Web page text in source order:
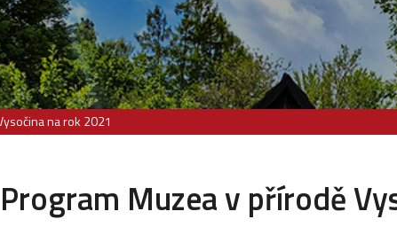
na rok 2021
Program Muzea v přírodě